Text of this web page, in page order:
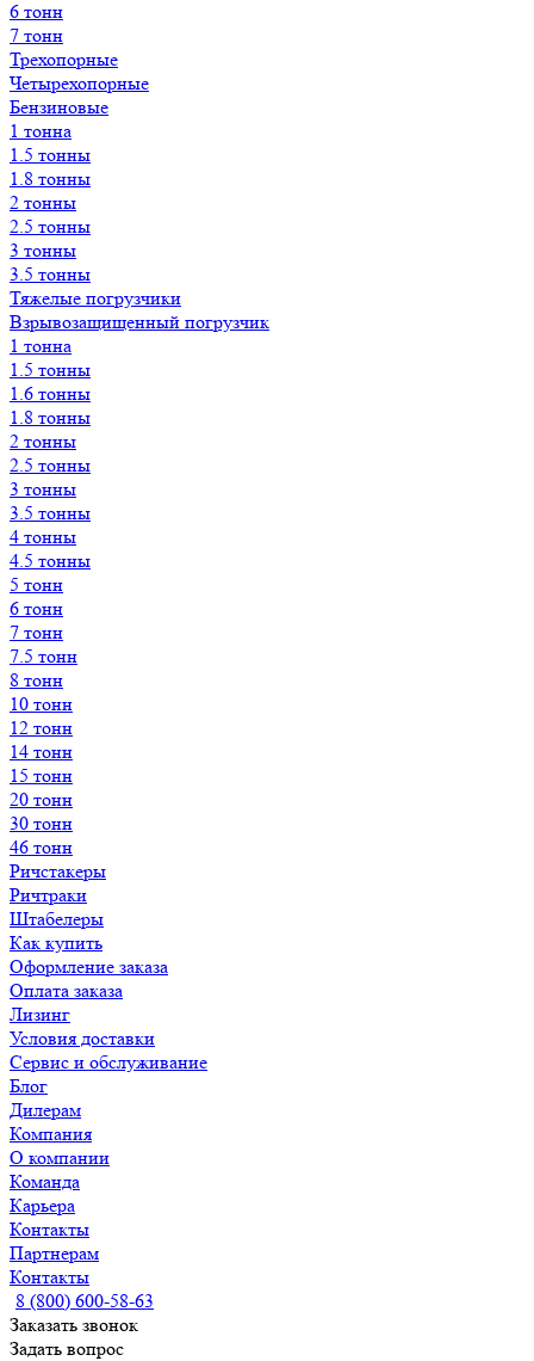
6 тонн
7 тонн
Трехопорные
Четырехопорные
Бензиновые
1 тонна
1.5 тонны
1.8 тонны
2 тонны
2.5 тонны
3 тонны
3.5 тонны
Тяжелые погрузчики
Взрывозащищенный погрузчик
1 тонна
1.5 тонны
1.6 тонны
1.8 тонны
2 тонны
2.5 тонны
3 тонны
3.5 тонны
4 тонны
4.5 тонны
5 тонн
6 тонн
7 тонн
7.5 тонн
8 тонн
10 тонн
12 тонн
14 тонн
15 тонн
20 тонн
30 тонн
46 тонн
Ричстакеры
Ричтраки
Штабелеры
Как купить
Оформление заказа
Оплата заказа
Лизинг
Условия доставки
Сервис и обслуживание
Блог
Дилерам
Компания
О компании
Команда
Карьера
Контакты
Партнерам
Контакты
8 (800) 600-58-63
Заказать звонок
Задать вопрос